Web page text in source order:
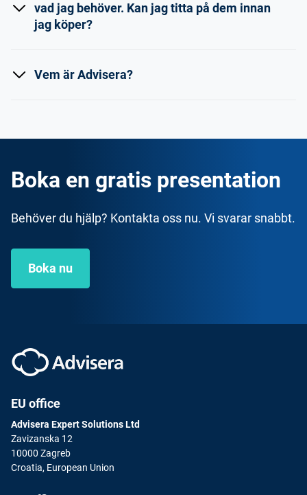
vad jag behöver. Kan jag titta på dem innan
jag köper?
Vem är Advisera?
Boka en gratis presentation
Behöver du hjälp? Kontakta oss nu. Vi svarar snabbt.
Boka nu
EU office
Advisera Expert Solutions Ltd
Zavizanska 12
10000 Zagreb
Croatia, European Union